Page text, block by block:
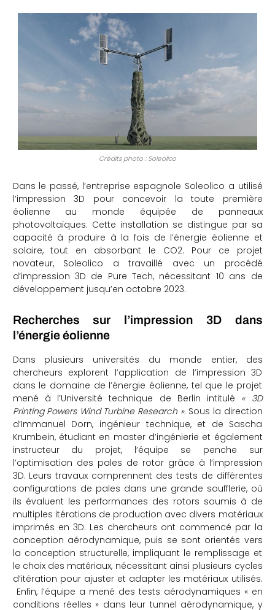
Crédits photo : Soleolico
Dans le passé, l’entreprise espagnole Soleolico a utilisé
l’impression 3D pour concevoir la toute première
éolienne au monde équipée de panneaux
photovoltaïques. Cette installation se distingue par sa
capacité à produire à la fois de l’énergie éolienne et
solaire, tout en absorbant le CO2. Pour ce projet
novateur, Soleolico a travaillé avec un procédé
d’impression 3D de Pure Tech, nécessitant 10 ans de
développement jusqu’en octobre 2023.
Recherches sur l’impression 3D dans
l’énergie éolienne
Dans plusieurs universités du monde entier, des
chercheurs explorent l’application de l’impression 3D
dans le domaine de l’énergie éolienne, tel que le projet
mené à l’Université technique de Berlin intitulé « 3D
Printing Powers Wind Turbine Research ». Sous la direction
d’Immanuel Dorn, ingénieur technique, et de Sascha
Krumbein, étudiant en master d’ingénierie et également
instructeur du projet, l’équipe se penche sur
l’optimisation des pales de rotor grâce à l’impression
3D. Leurs travaux comprennent des tests de différentes
configurations de pales dans une grande soufflerie, où
ils évaluent les performances des rotors soumis à de
multiples itérations de production avec divers matériaux
imprimés en 3D. Les chercheurs ont commencé par la
conception aérodynamique, puis se sont orientés vers
la conception structurelle, impliquant le remplissage et
le choix des matériaux, nécessitant ainsi plusieurs cycles
d’itération pour ajuster et adapter les matériaux utilisés.
Enfin, l’équipe a mené des tests aérodynamiques « en
conditions réelles » dans leur tunnel aérodynamique, y